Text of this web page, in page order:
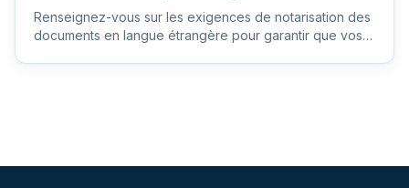
Renseignez-vous sur les exigences de notarisation des
documents en langue étrangère pour garantir que vos